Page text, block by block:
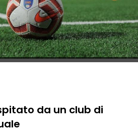
da un club di